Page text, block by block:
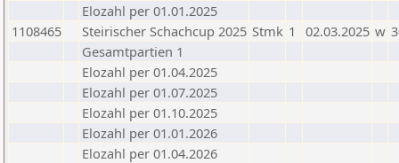
Elozahl per 01.01.2025
1108465
Steirischer Schachcup 2025 Stmk 1 02.03.2025 w
Gesamtpartien 1
Elozahl per 01.04.2025
Elozahl per 01.07.2025
Elozahl per 01.10.2025
Elozahl per 01.01.2026
Elozahl per 01.04.2026